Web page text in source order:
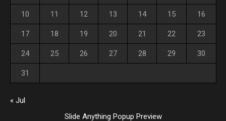
10 11 12 13 14 15 16
17 18 19 20 21 22 23
24 25 26 27 28 29 30
31
« Jul
Slide Anything Popup Preview